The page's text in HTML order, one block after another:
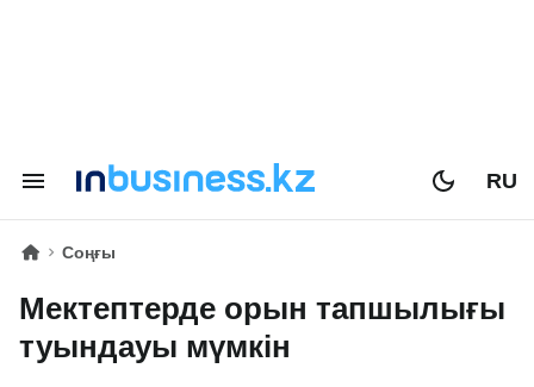
RU
Соңғы
Мектептерде орын тапшылығы
туындауы мүмкін